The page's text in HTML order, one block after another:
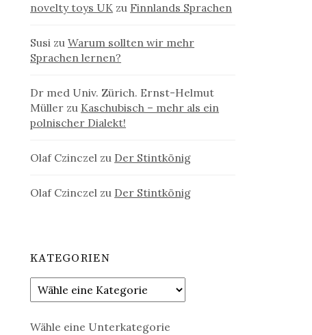
novelty toys UK zu Finnlands Sprachen
Susi zuWarum sollten wir mehr
Sprachen lernen?
Dr med Univ. Zürich. Ernst-Helmut
Müller zu Kaschubisch – mehr als ein
polnischer Dialekt!
Olaf Czinczel zu Der Stintkönig
Olaf Czinczel zu Der Stintkönig
KATEGORIEN
Wähle eine Unterkategorie